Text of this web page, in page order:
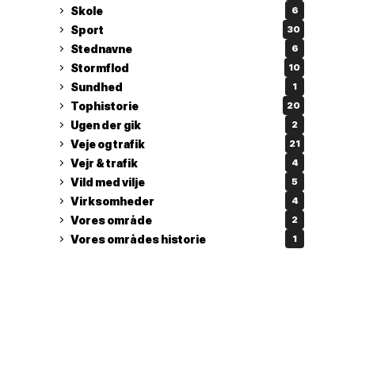
Skole 6
Sport 30
Stednavne 6
Stormflod 10
Sundhed 1
Tophistorie 20
Ugen der gik 2
Veje og trafik 21
Vejr & trafik 4
Vild med vilje 5
Virksomheder 4
Vores område 2
Vores områdes historie 1